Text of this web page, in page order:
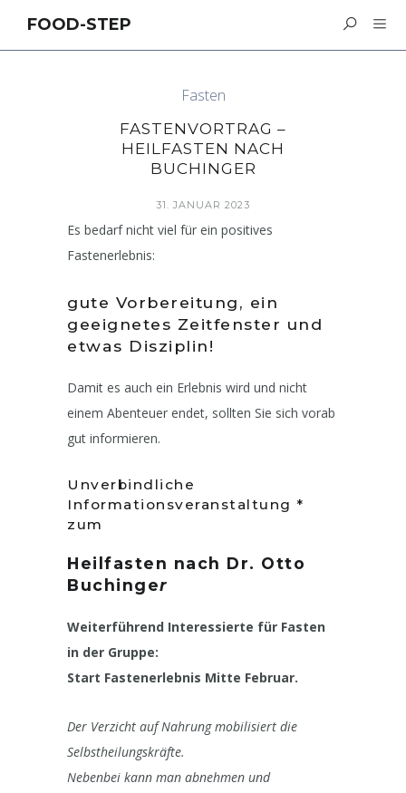
FOOD-STEP
Fasten
FASTENVORTRAG –
HEILFASTEN NACH
BUCHINGER
31. JANUAR 2023
Es bedarf nicht viel für ein positives
Fastenerlebnis:
gute Vorbereitung, ein
geeignetes Zeitfenster und
etwas Disziplin!
Damit es auch ein Erlebnis wird und nicht
einem Abenteuer endet, sollten Sie sich vorab
gut informieren.
Unverbindliche
Informationsveranstaltung *
zum
Heilfasten nach Dr. Otto
Buchinger
Weiterführend Interessierte für Fasten
in der Gruppe:
Start Fastenerlebnis Mitte Februar.
Der Verzicht auf Nahrung mobilisiert die
Selbstheilungskräfte.
Nebenbei kann man abnehmen und